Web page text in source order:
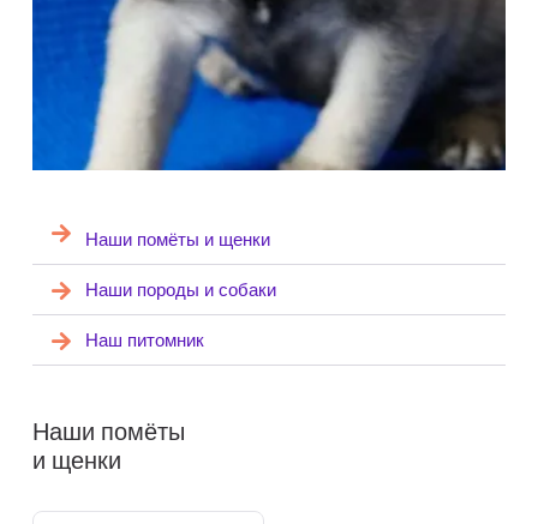
Наши помёты и щенки
Наши породы и собаки
Наш питомник
Наши помёты
и щенки